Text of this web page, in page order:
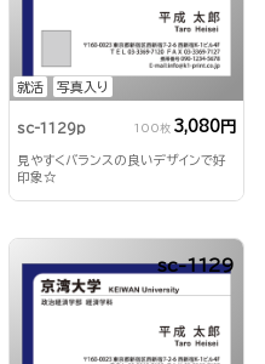
就活 写真入り
sc-1129p 100枚 3,080円
見やすくバランスの良いデザインで好
印象☆
sc-1129